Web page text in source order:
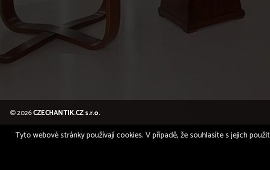
© 2026CZECHANTIK.CZ s.r.o.
Tyto webové stránky používají cookies. V případě, že souhlasíte s jejich